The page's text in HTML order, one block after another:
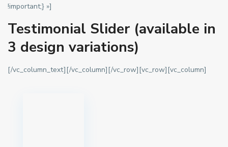
!important;} »]
Testimonial Slider (available in
3 design variations)
[/vc_column_text][/vc_column][/vc_row][vc_row][vc_column]